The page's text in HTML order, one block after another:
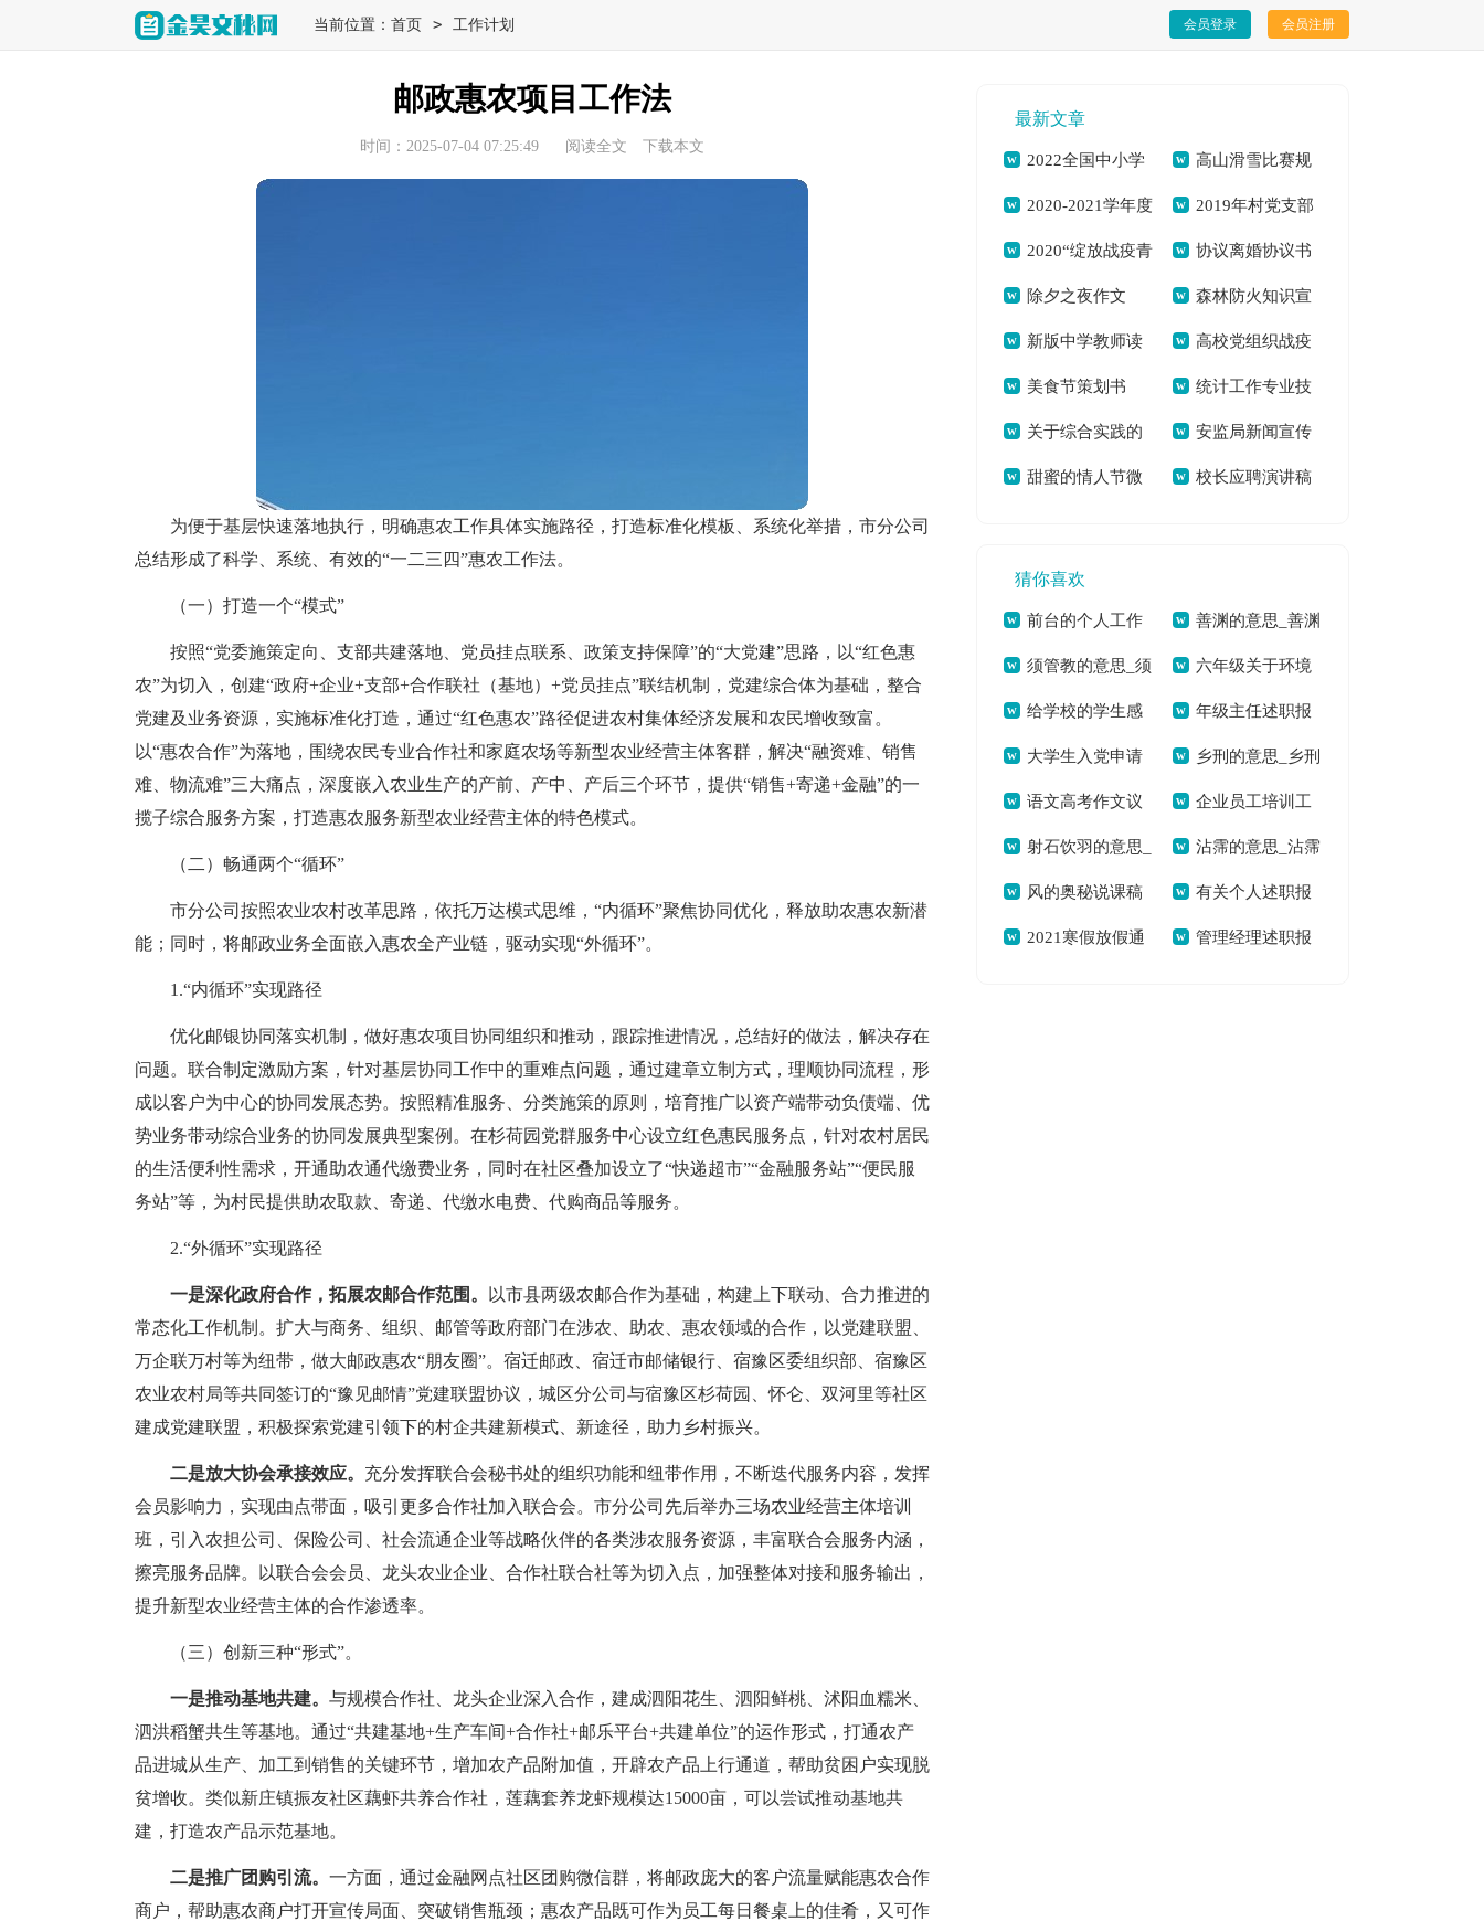
当前位置： 首页 > 工作计划 会员登录 会员注册
邮政惠农项目工作法
时间：2025-07-04 07:25:49 阅读全文 下载本文
为便于基层快速落地执行，明确惠农工作具体实施路径，打造标准化模板、系统化举措，市分公司
总结形成了科学、系统、有效的“一二三四”惠农工作法。
（一）打造一个“模式”
按照“党委施策定向、支部共建落地、党员挂点联系、政策支持保障”的“大党建”思路，以“红色惠
农”为切入，创建“政府+企业+支部+合作联社（基地）+党员挂点”联结机制，党建综合体为基础，整合
党建及业务资源，实施标准化打造，通过“红色惠农”路径促进农村集体经济发展和农民增收致富。
以“惠农合作”为落地，围绕农民专业合作社和家庭农场等新型农业经营主体客群，解决“融资难、销售
难、物流难”三大痛点，深度嵌入农业生产的产前、产中、产后三个环节，提供“销售+寄递+金融”的一
揽子综合服务方案，打造惠农服务新型农业经营主体的特色模式。
（二）畅通两个“循环”
市分公司按照农业农村改革思路，依托万达模式思维，“内循环”聚焦协同优化，释放助农惠农新潜
能；同时，将邮政业务全面嵌入惠农全产业链，驱动实现“外循环”。
1.“内循环”实现路径
优化邮银协同落实机制，做好惠农项目协同组织和推动，跟踪推进情况，总结好的做法，解决存在
问题。联合制定激励方案，针对基层协同工作中的重难点问题，通过建章立制方式，理顺协同流程，形
成以客户为中心的协同发展态势。按照精准服务、分类施策的原则，培育推广以资产端带动负债端、优
势业务带动综合业务的协同发展典型案例。在杉荷园党群服务中心设立红色惠民服务点，针对农村居民
的生活便利性需求，开通助农通代缴费业务，同时在社区叠加设立了“快递超市”“金融服务站”“便民服
务站”等，为村民提供助农取款、寄递、代缴水电费、代购商品等服务。
2.“外循环”实现路径
一是深化政府合作，拓展农邮合作范围。
以市县两级农邮合作为基础，构建上下联动、合力推进的
常态化工作机制。扩大与商务、组织、邮管等政府部门在涉农、助农、惠农领域的合作，以党建联盟、
万企联万村等为纽带，做大邮政惠农“朋友圈”。宿迁邮政、宿迁市邮储银行、宿豫区委组织部、宿豫区
农业农村局等共同签订的“豫见邮情”党建联盟协议，城区分公司与宿豫区杉荷园、怀仑、双河里等社区
建成党建联盟，积极探索党建引领下的村企共建新模式、新途径，助力乡村振兴。
二是放大协会承接效应。 充分发挥联合会秘书处的组织功能和纽带作用，不断迭代服务内容，发挥
会员影响力，实现由点带面，吸引更多合作社加入联合会。市分公司先后举办三场农业经营主体培训
班，引入农担公司、保险公司、社会流通企业等战略伙伴的各类涉农服务资源，丰富联合会服务内涵，
擦亮服务品牌。以联合会会员、龙头农业企业、合作社联合社等为切入点，加强整体对接和服务输出，
提升新型农业经营主体的合作渗透率。
（三）创新三种“形式”。
一是推动基地共建。 与规模合作社、龙头企业深入合作，建成泗阳花生、泗阳鲜桃、沭阳血糯米、
泗洪稻蟹共生等基地。通过“共建基地+生产车间+合作社+邮乐平台+共建单位”的运作形式，打通农产
品进城从生产、加工到销售的关键环节，增加农产品附加值，开辟农产品上行通道，帮助贫困户实现脱
贫增收。类似新庄镇振友社区藕虾共养合作社，莲藕套养龙虾规模达15000亩，可以尝试推动基地共
建，打造农产品示范基地。
二是推广团购引流。 一方面，通过金融网点社区团购微信群，将邮政庞大的客户流量赋能惠农合作
商户，帮助惠农商户打开宣传局面、突破销售瓶颈；惠农产品既可作为员工每日餐桌上的佳肴，又可作
最新文章
2022全国中小学
生春节晚会观后感新
版[本文共2794字]
高山滑雪比赛规
则新版一览[本文共
2843字]
2020-2021学年度
学校党风廉政建设工
作总结[本文共2955
字]
2019年村党支部
书记个人述职报告及
个人对照检查材料
[本文共4502字]
2020“绽放战疫青
春，坚持制度自
信”活动心得体会
【多篇】[本文共
3672字]
协议离婚协议书
[本文共3677字]
除夕之夜作文
1000字[本文共3381
字]
森林防火知识宣
传单文字材料[本文
共1700字]
新版中学教师读
书笔记[本文共4384
字]
高校党组织战疫
示范微党课第十讲心
得体会观后感新版
【多篇】[本文共
美食节策划书
（合集9篇）[本文共
14124字]
统计工作专业技
术工作总结(精选多
篇)[本文共9085字]
关于综合实践的
心得体会2020[本文
安监局新闻宣传
奖励实施办法[本文
甜蜜的情人节微
共3327字]
校长应聘演讲稿
猜你喜欢
前台的个人工作
总结[本文共17383
字]
善渊的意思_善渊
的拼音[本文共41字]
须管教的意思_须
管教的拼音[本文共
39字]
六年级关于环境
建议书[本文共959
字]
给学校的学生感
谢信[本文共5559字]
年级主任述职报
告范文集锦6篇[本文
共9940字]
大学生入党申请
书标准范文[本文共
1490字]
乡刑的意思_乡刑
的拼音[本文共60字]
语文高考作文议
论文800字[本文共
3727字]
企业员工培训工
作总结800字[本文共
4717字]
射石饮羽的意思_
射石饮羽的拼音[本
文共234字]
沾霈的意思_沾霈
的拼音[本文共47字]
风的奥秘说课稿
[本文共4135字]
有关个人述职报
告范文汇编7篇[本文
2021寒假放假通 管理经理述职报